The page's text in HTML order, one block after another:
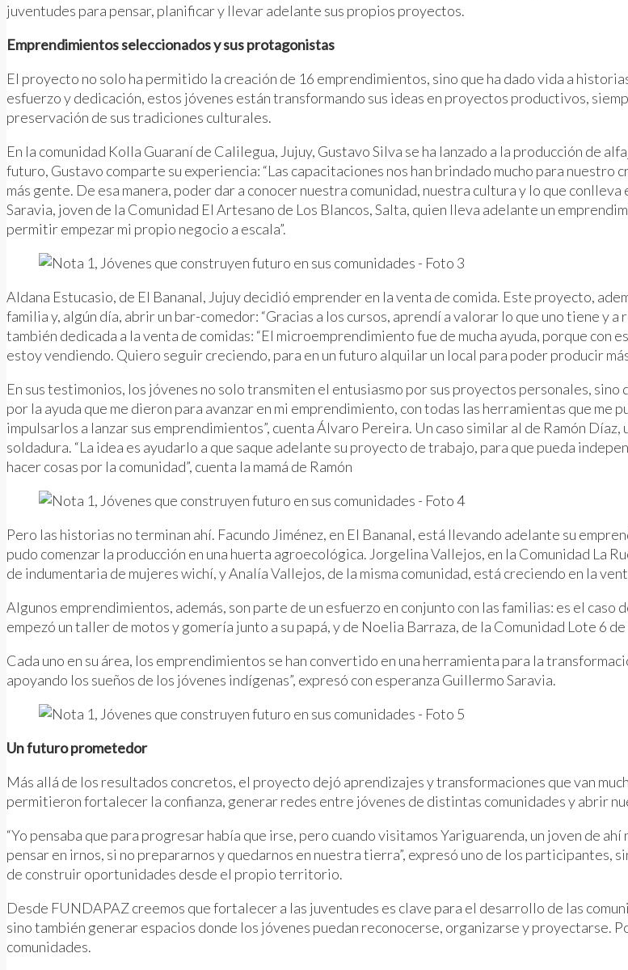
juventudes para pensar, planificar y llevar adelante sus propios proyectos.
Emprendimientos seleccionados y sus protagonistas
El proyecto no solo ha permitido la creación de 16 emprendimientos, sino que ha dado vida a
esfuerzo y dedicación, estos jóvenes están transformando sus ideas en proyectos productivos,
preservación de sus tradiciones culturales.
En la comunidad Kolla Guaraní de Calilegua, Jujuy, Gustavo Silva se ha lanzado a la producción de
futuro, Gustavo comparte su experiencia: “Las capacitaciones nos han brindado mucho para
más gente. De esa manera, poder dar a conocer nuestra comunidad, nuestra cultura y lo que
Saravia, joven de la Comunidad El Artesano de Los Blancos, Salta, quien lleva adelante un
permitir empezar mi propio negocio a escala”.
Aldana Estucasio, de El Bananal, Jujuy decidió emprender en la venta de comida. Este proyecto,
familia y, algún día, abrir un bar-comedor: “Gracias a los cursos, aprendí a valorar lo que uno tiene
también dedicada a la venta de comidas: “El microemprendimiento fue de mucha ayuda, porque con
estoy vendiendo. Quiero seguir creciendo, para en un futuro alquilar un local para poder producir
En sus testimonios, los jóvenes no solo transmiten el entusiasmo por sus proyectos personales,
por la ayuda que me dieron para avanzar en mi emprendimiento, con todas las herramientas que
impulsarlos a lanzar sus emprendimientos”, cuenta Álvaro Pereira. Un caso similar al de Ramón
soldadura. “La idea es ayudarlo a que saque adelante su proyecto de trabajo, para que pueda
hacer cosas por la comunidad”, cuenta la mamá de Ramón
Pero las historias no terminan ahí. Facundo Jiménez, en El Bananal, está llevando adelante su
pudo comenzar la producción en una huerta agroecológica. Jorgelina Vallejos, en la Comunidad La
de indumentaria de mujeres wichí, y Analía Vallejos, de la misma comunidad, está creciendo en la
Algunos emprendimientos, además, son parte de un esfuerzo en conjunto con las familias: es el
empezó un taller de motos y gomería junto a su papá, y de Noelia Barraza, de la Comunidad Lote 6
Cada uno en su área, los emprendimientos se han convertido en una herramienta para la
apoyando los sueños de los jóvenes indígenas”, expresó con esperanza Guillermo Saravia.
Un futuro prometedor
Más allá de los resultados concretos, el proyecto dejó aprendizajes y transformaciones que van
permitieron fortalecer la confianza, generar redes entre jóvenes de distintas comunidades y abrir
“Yo pensaba que para progresar había que irse, pero cuando visitamos Yariguarenda, un joven de
pensar en irnos, si no prepararnos y quedarnos en nuestra tierra”, expresó uno de los
de construir oportunidades desde el propio territorio.
Desde FUNDAPAZ creemos que fortalecer a las juventudes es clave para el desarrollo de las
sino también generar espacios donde los jóvenes puedan reconocerse, organizarse y proyectarse.
comunidades.